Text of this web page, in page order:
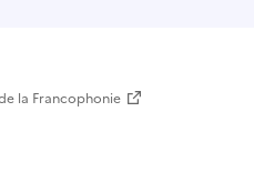
la Francophonie